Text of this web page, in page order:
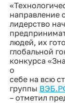
направление
лидерство
людей, их
глобальной
конкурса
о
себе на всю
группы
– отметил